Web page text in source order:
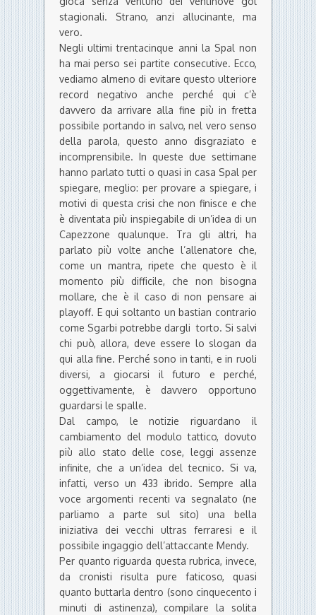
stagionali. Strano, anzi allucinante, ma
vero.
Negli ultimi trentacinque anni la Spal non
ha mai perso sei partite consecutive. Ecco,
vediamo almeno di evitare questo ulteriore
record negativo anche perché qui c’è
davvero da arrivare alla fine più in fretta
possibile portando in salvo, nel vero senso
della parola, questo anno disgraziato e
incomprensibile. In queste due settimane
hanno parlato tutti o quasi in casa Spal per
spiegare, meglio: per provare a spiegare, i
motivi di questa crisi che non finisce e che
è diventata più inspiegabile di un’idea di un
Capezzone qualunque. Tra gli altri, ha
parlato più volte anche l’allenatore che,
come un mantra, ripete che questo è il
momento più difficile, che non bisogna
mollare, che è il caso di non pensare ai
playoff. E qui soltanto un bastian contrario
come Sgarbi potrebbe dargli torto. Si salvi
chi può, allora, deve essere lo slogan da
qui alla fine. Perché sono in tanti, e in ruoli
diversi, a giocarsi il futuro e perché,
oggettivamente, è davvero opportuno
guardarsi le spalle.
Dal campo, le notizie riguardano il
cambiamento del modulo tattico, dovuto
più allo stato delle cose, leggi assenze
infinite, che a un’idea del tecnico. Si va,
infatti, verso un 433 ibrido. Sempre alla
voce argomenti recenti va segnalato (ne
parliamo a parte sul sito) una bella
iniziativa dei vecchi ultras ferraresi e il
possibile ingaggio dell’attaccante Mendy.
Per quanto riguarda questa rubrica, invece,
da cronisti risulta pure faticoso, quasi
quanto buttarla dentro (sono cinquecento i
minuti di astinenza), compilare la solita